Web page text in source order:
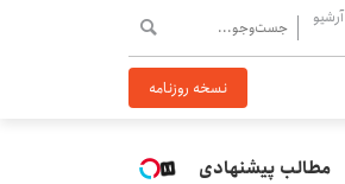
آرشیو
نسخه روزنامه
مطالب پیشنهادی